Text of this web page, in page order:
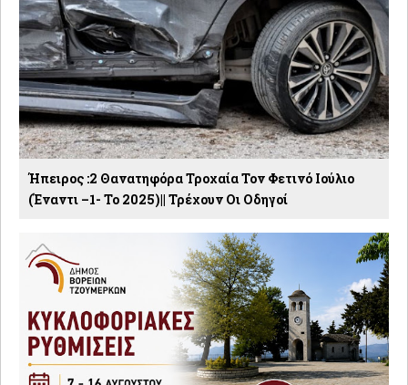
Ήπειρος :2 Θανατηφόρα Τροχαία Τον Φετινό Ιούλιο
(έναντι –1- Το 2025)|| Τρέχουν Οι Οδηγοί